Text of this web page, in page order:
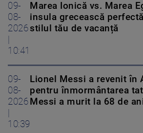
09-
08-
2026
10:41
Marea Ionică vs. Marea
insula grecească
stilul tău de vacanță
09-
08-
2026
10:39
Lionel Messi a revenit în
pentru înmormântarea
Messi a murit la 68 de